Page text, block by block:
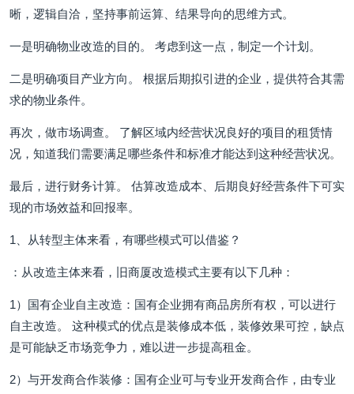
晰，逻辑自洽，坚持事前运算、结果导向的思维方式。
一是明确物业改造的目的。 考虑到这一点，制定一个计划。
二是明确项目产业方向。 根据后期拟引进的企业，提供符合其需
求的物业条件。
再次，做市场调查。 了解区域内经营状况良好的项目的租赁情
况，知道我们需要满足哪些条件和标准才能达到这种经营状况。
最后，进行财务计算。 估算改造成本、后期良好经营条件下可实
现的市场效益和回报率。
1、从转型主体来看，有哪些模式可以借鉴？
：从改造主体来看，旧商厦改造模式主要有以下几种：
1）国有企业自主改造：国有企业拥有商品房所有权，可以进行
自主改造。 这种模式的优点是装修成本低，装修效果可控，缺点
是可能缺乏市场竞争力，难以进一步提高租金。
2）与开发商合作装修：国有企业可与专业开发商合作，由专业